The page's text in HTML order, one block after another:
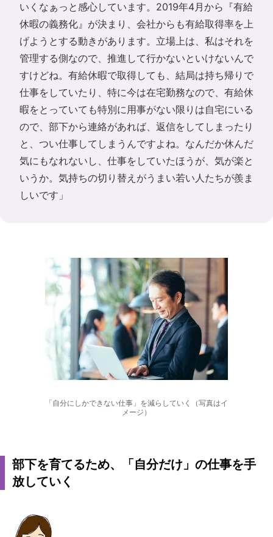
いくなぁっと感心しています。2019年4月から『有給
休暇の義務化』が決まり、会社からも有給取得率を上
げようとする動きがあります。立場上は、私はそれを
管理する側なので、推進して行かないといけないんで
すけどね。有給休暇で取得しても、結局は持ち帰りで
仕事をしていたり、特に今は在宅勤務なので、有給休
暇をとっていても特別に用事がない限りは自宅にいる
ので、部下から連絡があれば、返信をしてしまったり
と、つい仕事してしまうんですよね。なんだか休んだ
気にもなれないし、仕事をしていたほうが、気が楽と
いうか。気持ちの切り替えがうまい若い人たちが羨ま
しいです」
「自分にしかできない仕事」を減らしていく（写真はイ
メージ）
部下を育てるため、「自分だけ」の仕事を手
放していく